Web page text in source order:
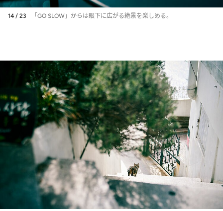
14 / 23 「GO SLOW」からは眼下に広がる絶景を楽しめる。